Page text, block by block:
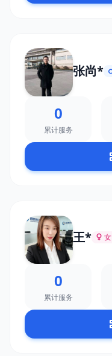
张尚*
0
累计服务
王* 女
0
累计服务